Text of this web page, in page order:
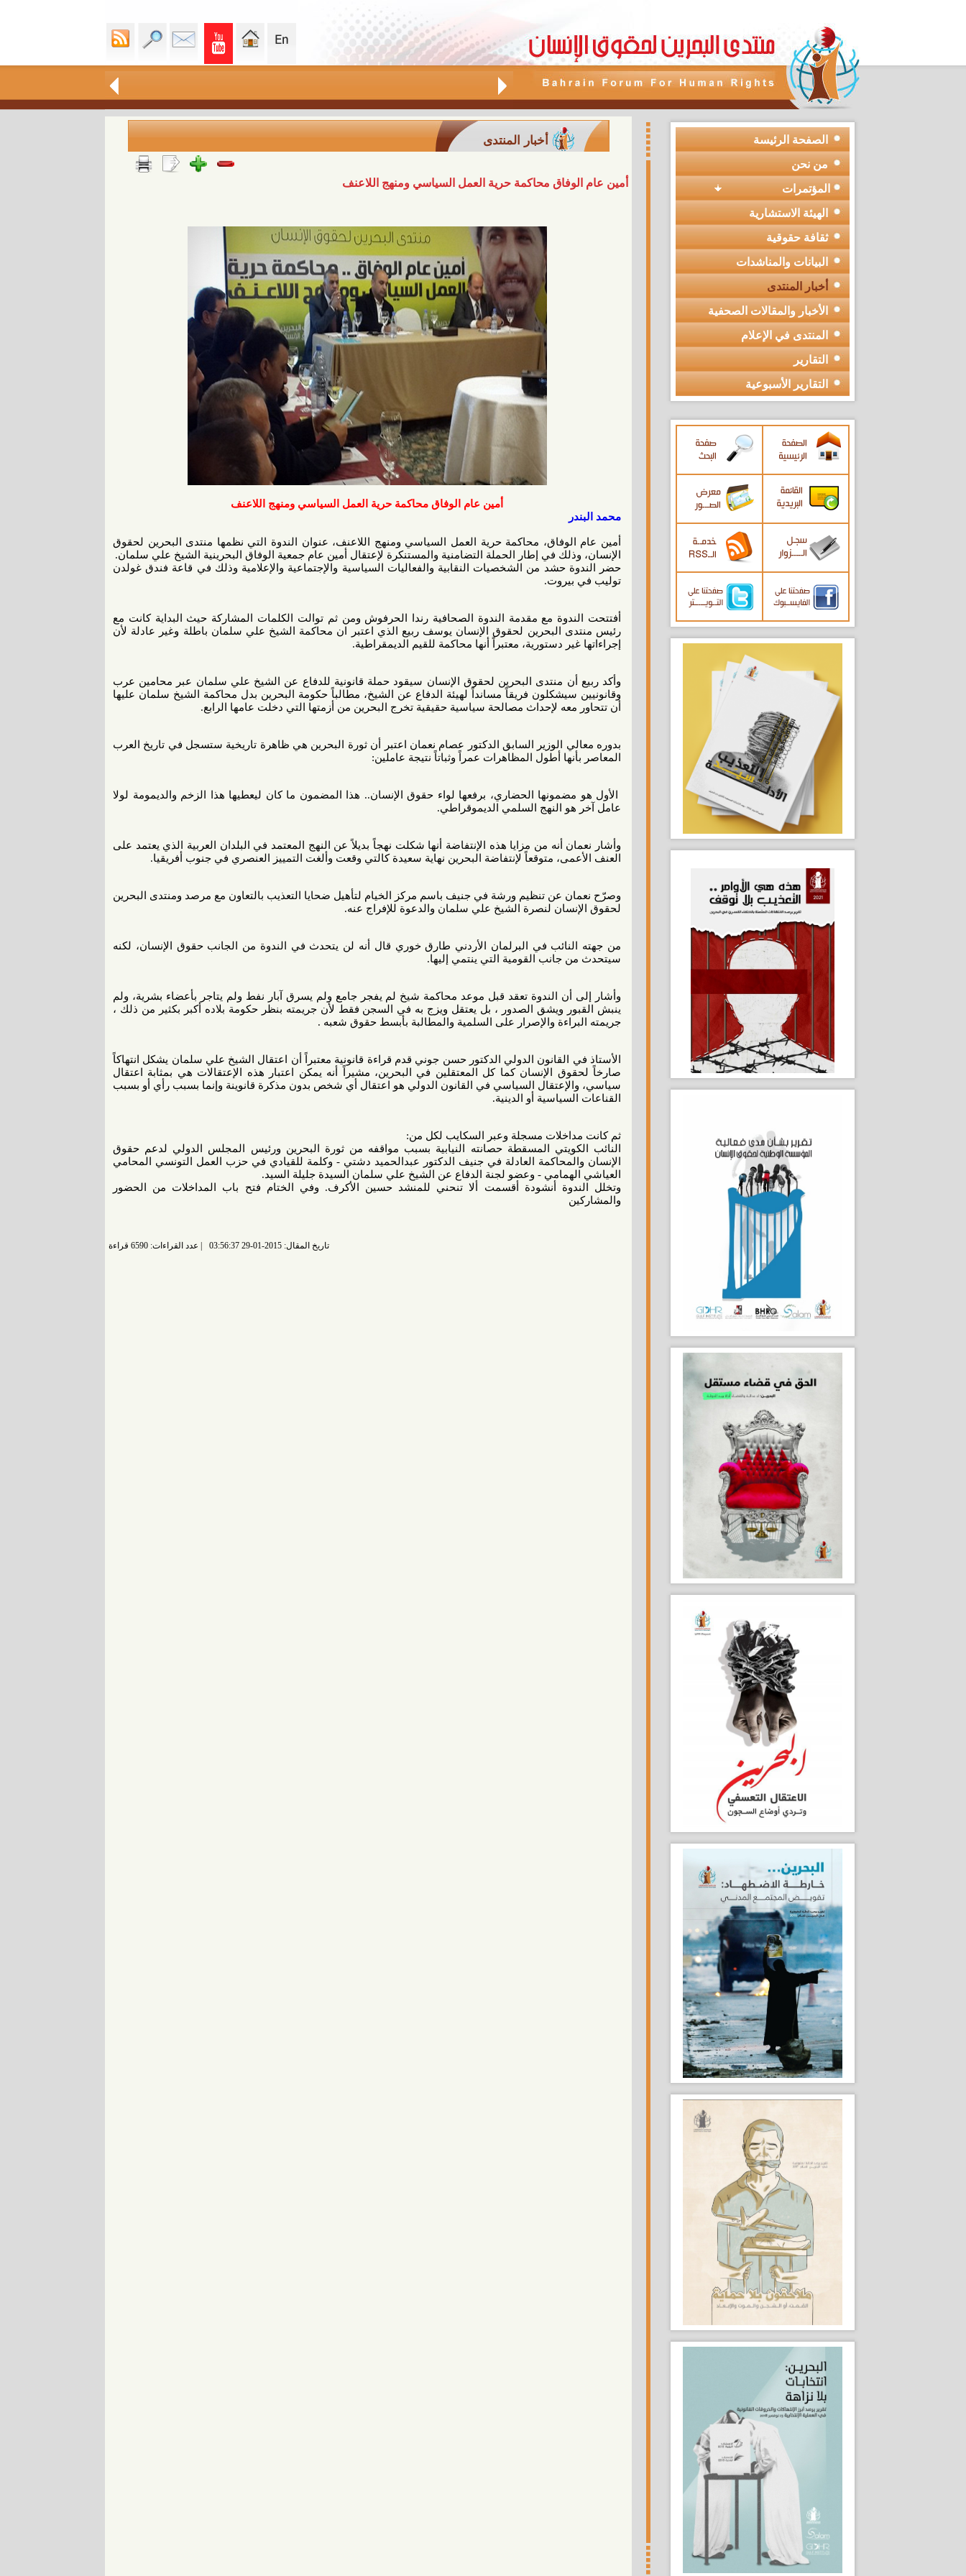
أخبار المنتدى
أمين عام الوفاق محاكمة حرية العمل السياسي ومنهج اللاعنف
أمين عام الوفاق محاكمة حرية العمل السياسي ومنهج اللاعنف
محمد البندر
أمين عام الوفاق، محاكمة حرية العمل السياسي ومنهج اللاعنف، عنوان الندوة التي نظمها منتدى البحرين لحقوق
الإنسان، وذلك في إطار الحملة التضامنية والمستنكرة لإعتقال أمين عام جمعية الوفاق البحرينية الشيخ علي سلمان.
حضر الندوة حشد من الشخصيات النقابية والفعاليات السياسية والإجتماعية والإعلامية وذلك في قاعة فندق غولدن
توليب في بيروت.
أفتتحت الندوة مع مقدمة الندوة الصحافية رندا الحرفوش ومن ثم توالت الكلمات المشاركة حيث البداية كانت مع
رئيس منتدى البحرين لحقوق الإنسان يوسف ربيع الذي اعتبر ان محاكمة الشيخ علي سلمان باطلة وغير عادلة لأن
إجراءاتها غير دستورية، معتبراً أنها محاكمة للقيم الديمقراطية.
وأكد ربيع أن منتدى البحرين لحقوق الإنسان سيقود حملة قانونية للدفاع عن الشيخ علي سلمان عبر محامين عرب
وقانونيين سيشكلون فريقاً مسانداً لهيئة الدفاع عن الشيخ، مطالباً حكومة البحرين بدل محاكمة الشيخ سلمان عليها
أن تتحاور معه لإحداث مصالحة سياسية حقيقية تخرج البحرين من أزمتها التي دخلت عامها الرابع.
بدوره معالي الوزير السابق الدكتور عصام نعمان اعتبر أن ثورة البحرين هي ظاهرة تاريخية ستسجل في تاريخ العرب
المعاصر بأنها أطول المظاهرات عمراً وثباتاً نتيجة عاملين:
الأول هو مضمونها الحضاري، برفعها لواء حقوق الإنسان.. هذا المضمون ما كان ليعطيها هذا الزخم والديمومة لولا
عامل آخر هو النهج السلمي الديموقراطي.
وأشار نعمان أنه من مزايا هذه الإنتفاضة أنها شكلت نهجاً بديلاً عن النهج المعتمد في البلدان العربية الذي يعتمد على
العنف الأعمى، متوقعاً لإنتفاضة البحرين نهاية سعيدة كالتي وقعت وألغت التمييز العنصري في جنوب أفريقيا.
وصرّح نعمان عن تنظيم ورشة في جنيف باسم مركز الخيام لتأهيل ضحايا التعذيب بالتعاون مع مرصد ومنتدى البحرين
لحقوق الإنسان لنصرة الشيخ علي سلمان والدعوة للإفراج عنه.
من جهته النائب في البرلمان الأردني طارق خوري قال أنه لن يتحدث في الندوة من الجانب حقوق الإنسان، لكنه
سيتحدث من جانب القومية التي ينتمي إليها.
وأشار إلى أن الندوة تعقد قبل موعد محاكمة شيخ لم يفجر جامع ولم يسرق آبار نفط ولم يتاجر بأعضاء بشرية، ولم
ينبش القبور ويشق الصدور ، بل يعتقل ويزج به في السجن فقط لأن جريمته بنظر حكومة بلاده أكبر بكثير من ذلك ،
جريمته البراءة والإصرار على السلمية والمطالبة بأبسط حقوق شعبه .
الأستاذ في القانون الدولي الدكتور حسن جوني قدم قراءة قانونية معتبراً أن اعتقال الشيخ علي سلمان يشكل انتهاكاً
صارخاً لحقوق الإنسان كما كل المعتقلين في البحرين، مشيراً أنه يمكن اعتبار هذه الإعتقالات هي بمثابة اعتقال
سياسي، والإعتقال السياسي في القانون الدولي هو اعتقال أي شخص بدون مذكرة قانوينة وإنما بسبب رأي أو بسبب
القناعات السياسية أو الدينية.
ثم كانت مداخلات مسجلة وعبر السكايب لكل من:
النائب الكويتي المسقطة حصانته النيابية بسبب مواقفه من ثورة البحرين ورئيس المجلس الدولي لدعم حقوق
الإنسان والمحاكمة العادلة في جنيف الدكتور عبدالحميد دشتي - وكلمة للقيادي في حزب العمل التونسي المحامي
العياشي الهمامي - وعضو لجنة الدفاع عن الشيخ علي سلمان السيدة جليلة السيد.
وتخلل الندوة أنشودة أقسمت ألا تنحني للمنشد حسين الأكرف. وفي الختام فتح باب المداخلات من الحضور
والمشاركين
تاريخ المقال: 2015-01-29 03:56:37
الصفحة الرئيسة
من نحن
المؤتمرات
الهيئة الاستشارية
ثقافة حقوقية
البيانات والمناشدات
أخبار المنتدى
الأخبار والمقالات الصحفية
المنتدى في الإعلام
التقارير
التقارير الأسبوعية